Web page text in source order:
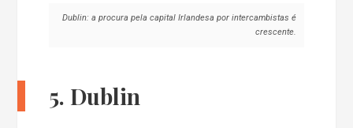
Dublin: a procura pela capital Irlandesa por intercambistas é
crescente.
5. Dublin